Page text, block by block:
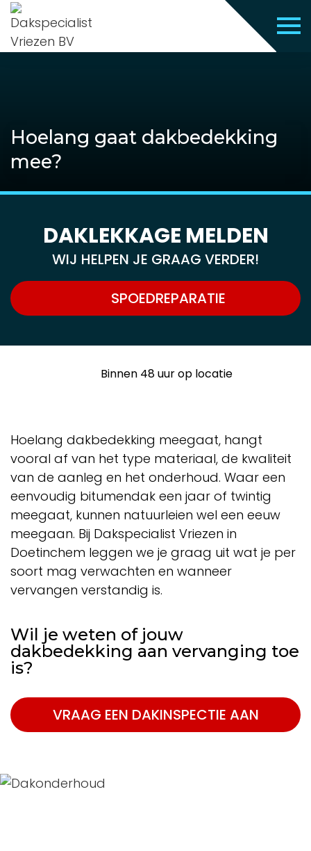
Hoelang gaat dakbedekking
mee?
DAKLEKKAGE MELDEN
WIJ HELPEN JE GRAAG VERDER!
SPOEDREPARATIE
Binnen 48 uur op locatie
Hoelang dakbedekking meegaat, hangt
vooral af van het type materiaal, de kwaliteit
van de aanleg en het onderhoud. Waar een
eenvoudig bitumendak een jaar of twintig
meegaat, kunnen natuurleien wel een eeuw
meegaan. Bij Dakspecialist Vriezen in
Doetinchem leggen we je graag uit wat je per
soort mag verwachten en wanneer
vervangen verstandig is.
Wil je weten of jouw
dakbedekking aan vervanging toe
is?
VRAAG EEN DAKINSPECTIE AAN